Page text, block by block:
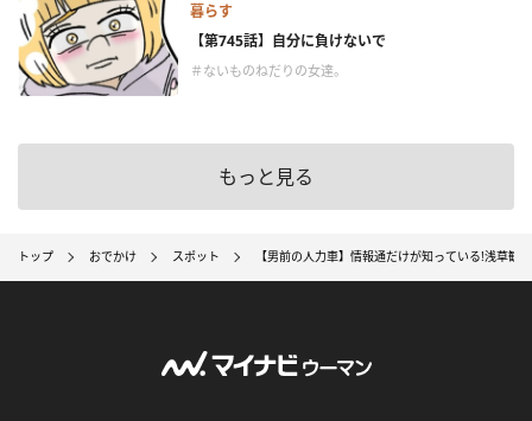
暮らす
【第745話】自分に負けないで
＃ないものねだりの女達。
もっと見る
トップ おでかけ スポット 【男前の人力車】情報通だけが知っている!浅草